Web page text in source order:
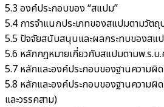
5.3 องค์ประกอบของ “สแปม”
5.4 การจำแนกประเภทของสแปมตามวัตถุ
5.5 ปัจจัยสนับสนุนและผลกระทบของสแ
5.6 หลักกฎหมายเกี่ยวกับสแปมตามพ.ร.บ
5.7 หลักและองค์ประกอบของฐานความผิ
5.8 หลักและองค์ประกอบของฐานความผิ
และวรรคสาม)